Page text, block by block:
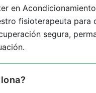
en
fisioterapeuta para
segura,